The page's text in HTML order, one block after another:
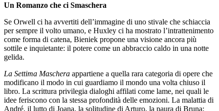
Un Romanzo che ci Smaschera
Se Orwell ci ha avvertiti dell’immagine di uno stivale che schiaccia
per sempre il volto umano, e Huxley ci ha mostrato l’intrattenimento
come forma di catena, Bieniek propone una visione ancora più
sottile e inquietante: il potere come un abbraccio caldo in una notte
gelida.
La Settima Maschera appartiene a quella rara categoria di opere che
modificano il modo in cui guardiamo il mondo una volta chiuso il
libro. La scrittura privilegia dialoghi affilati come lame, nei quali le
idee feriscono con la stessa profondità delle emozioni. La malattia di
André, il lutto di Joana, la solitudine di Arturo, la paura di Bruna: